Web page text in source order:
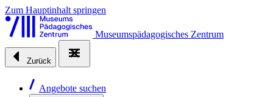
Zum Hauptinhalt springen
Museumspädagogisches Zentrum
Zurück
Angebote suchen